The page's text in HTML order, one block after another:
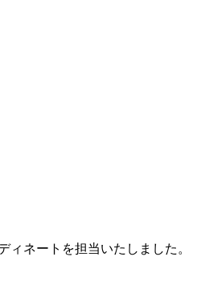
ィネートを担当いたしました。